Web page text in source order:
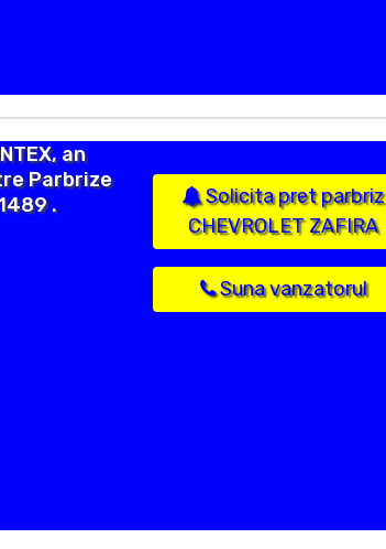
an
Parbrize
.
Solicita pret parbriz
CHEVROLET ZAFIRA
Suna vanzatorul